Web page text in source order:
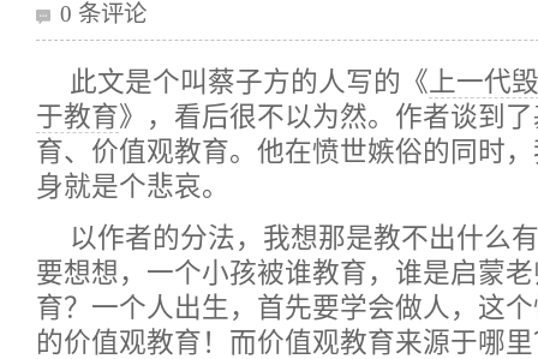
0 条评论
此文是个叫蔡子方的人写的《上一代
于教育》，看后很不以为然。作者谈到
育、价值观教育。他在愤世嫉俗的同时
身就是个悲哀。
以作者的分法，我想那是教不出什么
要想想，一个小孩被谁教育，谁是启蒙
育？一个人出生，首先要学会做人，这
的价值观教育！而价值观教育来源于哪